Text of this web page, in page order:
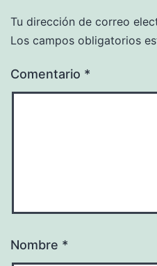
Tu dirección de correo
Los campos obligatorios
Comentario *
Nombre *